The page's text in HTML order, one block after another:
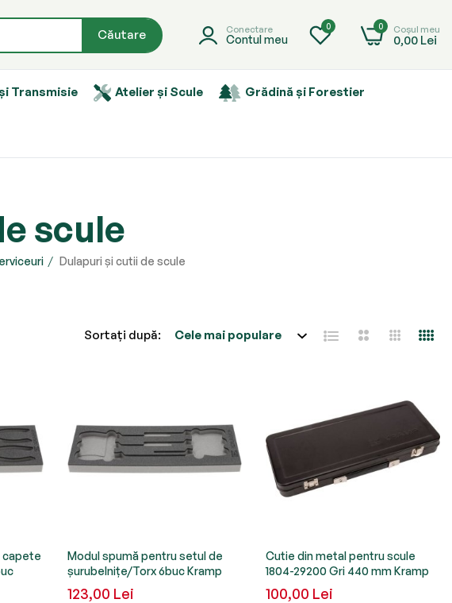
Căutare Conectare
Contul meu
0 0 Coșul meu
0,00 Lei
Transmisie Atelier și Scule Grădină și Forestier
scule
Dulapuri și cutii de scule
Sortați după
capete
Modul spumă pentru setul de
șurubelnițe/Torx 6buc Kramp
123,00 Lei
Cutie din metal pentru scule
1804-29200 Gri 440 mm Kramp
100,00 Lei